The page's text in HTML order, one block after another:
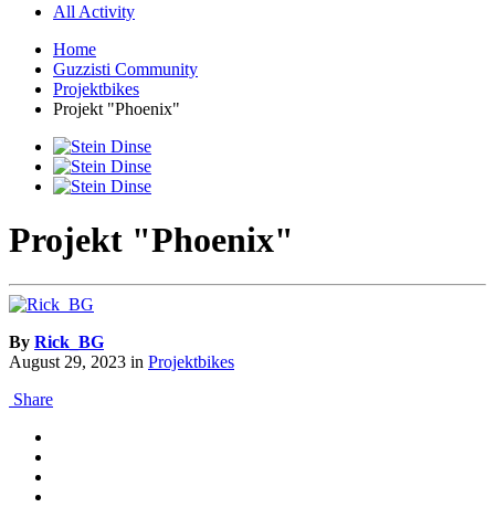
All Activity
Home
Guzzisti Community
Projektbikes
Projekt "Phoenix"
Projekt "Phoenix"
By Rick_BG
August 29, 2023 in Projektbikes
Share